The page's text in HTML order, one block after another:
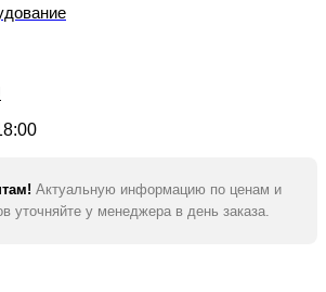
Актуальную информацию по ценам и
уточняйте у менеджера в день заказа.